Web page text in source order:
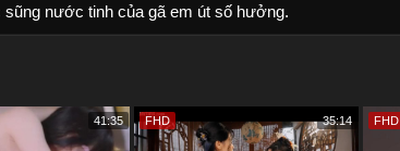
sũng nước tinh của gã em út số hưởng.
41:35 FHD 35:14 FHD